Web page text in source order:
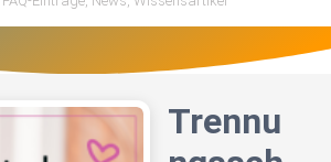
Trennu